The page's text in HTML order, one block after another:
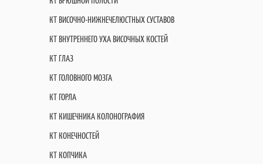
КТ ВИСОЧНО-НИЖНЕЧЕЛЮСТНЫХ СУСТАВОВ
КТ ВНУТРЕННЕГО УХА ВИСОЧНЫХ КОСТЕЙ
КТ ГЛАЗ
КТ ГОЛОВНОГО МОЗГА
КТ ГОРЛА
КТ КИШЕЧНИКА КОЛОНОГРАФИЯ
КТ КОНЕЧНОСТЕЙ
КТ КОПЧИКА